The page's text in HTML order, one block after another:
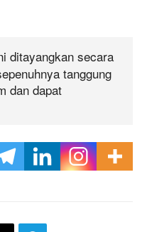
ditayangkan secara
tanggung
dan dapat